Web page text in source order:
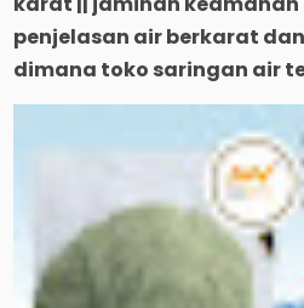
penjelasan air berkarat
dimana toko saringan air